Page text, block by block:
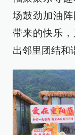
场鼓劲加油
带来的快乐
出邻里团结和